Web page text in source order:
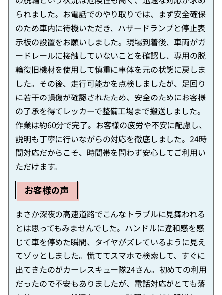
られました。お電話でのやり取りでは、まず安全確保
のため車内に待機いただき、ハザードランプと停止表
示板の設置をお願いしました。現場到着後、車両がガ
ードレールに接触していないことを確認し、専用の脱
輪復旧機材を使用して慎重に車体を元の状態に戻しま
した。その後、走行可能かを点検しましたが、足回り
に若干の損傷が確認されたため、安全のためにお客様
の了承を得てレッカーで整備工場まで搬送しました。
作業は約60分で完了。お客様の疲労や不安に配慮し、
説明も丁寧に行いながらの対応を徹底しました。24時
間対応だからこそ、時間帯を問わず安心してご利用い
ただけます。
お客様の声
まさか深夜の高速道路でこんなトラブルに見舞われる
とは思ってもみませんでした。ハンドルに違和感を感
じて車を停めた瞬間、タイヤがズレているように見え
てゾッとしました。慌ててスマホで検索して、すぐに
出てきたのがカーレスキュー隊24さん。初めての利用
だったので不安もありましたが、電話対応がとても落